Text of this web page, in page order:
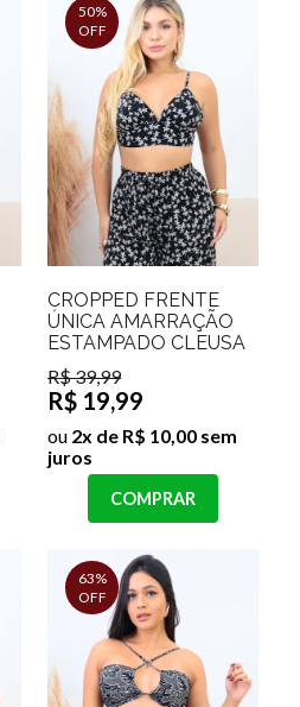
50%
OFF
CROPPED FRENTE
ÚNICA AMARRAÇÃO
ESTAMPADO CLEUSA
R$ 39,99
R$ 19,99
ou 2x de R$ 10,00 sem
juros
COMPRAR
63%
OFF